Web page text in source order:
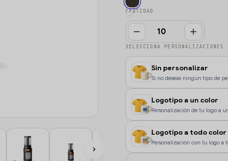
CANTIDAD
SELECCIONA PERSONALIZACIONES
Sin personalizar
Si no deseas ningún tipo de
Logotipo a un color
Personalización de tu logo a
Logotipo a todo color
Personalización con tu logo a